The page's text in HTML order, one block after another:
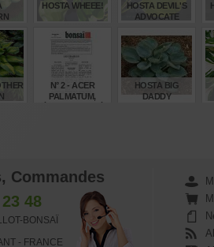
HOSTA WHEEE!
15,00
HOSTA DEVIL'S
ADVOCATE
12,00
N° 2 - ACER
PALMATUM,
HOSTA BIG
DADDY
Commandes
48
BONSAÏ
- FRANCE